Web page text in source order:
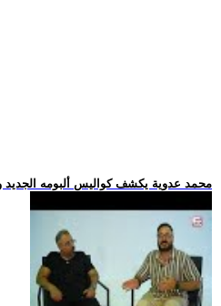
.. محمد عدوية يكشف كواليس ألبومه